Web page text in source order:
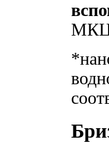
МКЦ;